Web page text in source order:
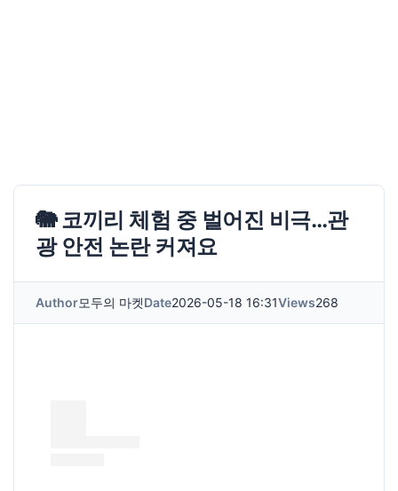
🐘 코끼리 체험 중 벌어진 비극…관
광 안전 논란 커져요
Author모두의 마켓Date2026-05-18 16:31Views268